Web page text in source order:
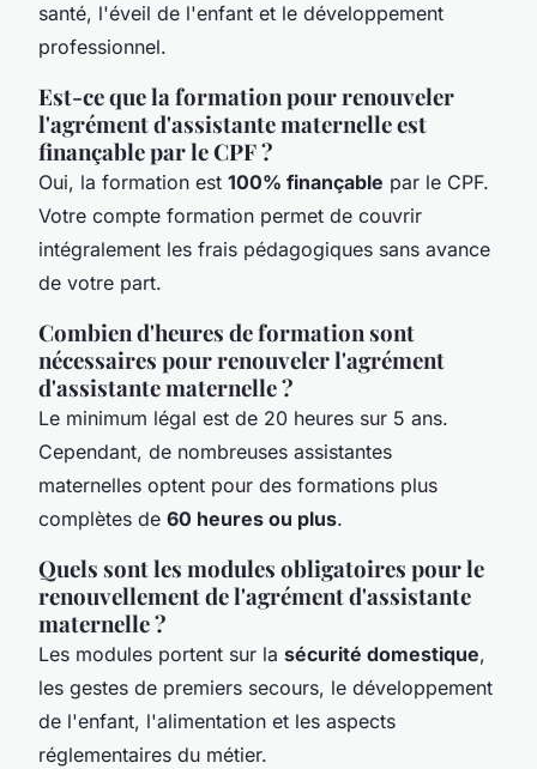
santé, l'éveil de l'enfant et le développement
professionnel.
Est-ce que la formation pour renouveler
l'agrément d'assistante maternelle est
finançable par le CPF ?
Oui, la formation est 100% finançable par le CPF.
Votre compte formation permet de couvrir
intégralement les frais pédagogiques sans avance
de votre part.
Combien d'heures de formation sont
nécessaires pour renouveler l'agrément
d'assistante maternelle ?
Le minimum légal est de 20 heures sur 5 ans.
Cependant, de nombreuses assistantes
maternelles optent pour des formations plus
complètes de 60 heures ou plus.
Quels sont les modules obligatoires pour le
renouvellement de l'agrément d'assistante
maternelle ?
Les modules portent sur la sécurité domestique,
les gestes de premiers secours, le développement
de l'enfant, l'alimentation et les aspects
réglementaires du métier.